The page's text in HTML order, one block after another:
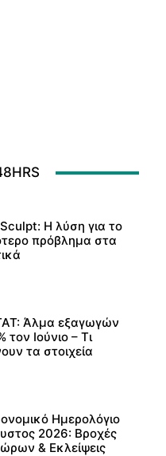
Η λύση για το
πρόβλημα στα
Άλμα εξαγωγών
τον Ιούνιο – Τι
τα στοιχεία
Ημερολόγιο
2026: Βροχές
& Εκλείψεις